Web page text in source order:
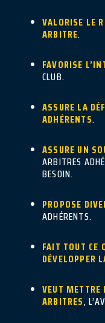
VALORISE LE
ARBITRE.
FAVORISE
CLUB.
ASSURE LA
ADHÉRENTS.
ASSURE UN
ARBITRES
BESOIN.
PROPOSE
ADHÉRENTS.
FAIT TOUT CE
DÉVELOPPER
VEUT METTRE
ARBITRES,